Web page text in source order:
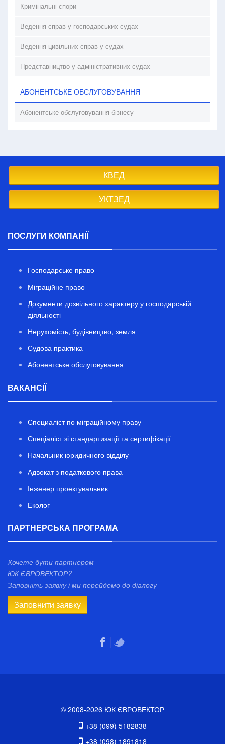
Кримінальні спори
Ведення справ у господарських судах
Ведення цивільних справ у судах
Представництво у адміністративних судах
АБОНЕНТСЬКЕ ОБСЛУГОВУВАННЯ
Абонентське обслуговування бізнесу
КВЕД
УКТЗЕД
ПОСЛУГИ КОМПАНІЇ
Господарське право
Міграційне право
Документи дозвільного характеру у господарській
діяльності
Нерухомість, будівництво, земля
Судова практика
Абонентське обслуговування
ВАКАНСІЇ
Специаліст по міграційному праву
Спеціаліст зі стандартизації та сертифікації
Начальник юридичного відділу
Адвокат з податкового права
Інженер проектувальник
Еколог
ПАРТНЕРСЬКА ПРОГРАМА
Хочете бути партнером
ЮК ЄВРОВЕКТОР?
Заповніть заявку і ми перейдемо до діалогу
Заповнити заявку
© 2008-2026 ЮК ЄВРОВЕКТОР
+38 (099) 5182838
+38 (098) 1891818